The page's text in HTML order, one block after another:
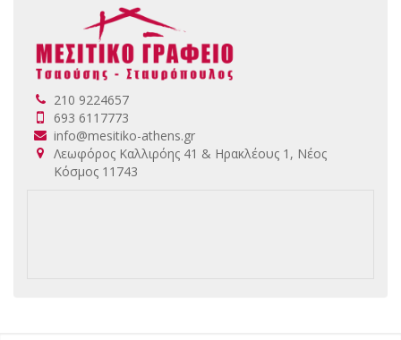
210 9224657
693 6117773
info@mesitiko-athens.gr
Λεωφόρος Καλλιρόης 41 & Ηρακλέους 1, Νέος
Κόσμος 11743